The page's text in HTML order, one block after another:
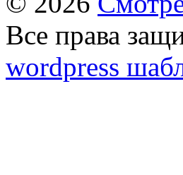
Все права
wordpress